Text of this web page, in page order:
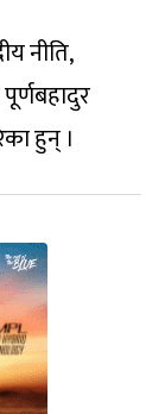
नीति,
हुन् ।